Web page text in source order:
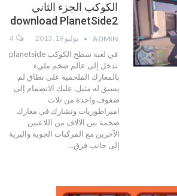
الكوكب الجزء الثاني
download PlanetSide2
ADMIN يوليو 19, 2013
في لعبة سطح الكوكب planetside
تدخل إلى عالم ضخم مليء
بالمعارك الملحمية على نطاق لم
يسبق له مثيل. عليك الانضمام إلى
صفوف واحدة من ثلاث
امبراطوريات وتشارك في معارك
ضخمة بين الآلاف من اللاعبين
الآخرين مع المركبات الجوية والبرية
إلى جانب فرق…